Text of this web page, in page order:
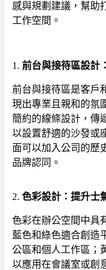
感與規劃建議，幫助
工作空間。
1.前台與接待區設計
前台與接待區是客戶
現出專業且親和的氛
簡約的線條設計，傳
以設置舒適的沙發或
面可以加入公司的歷
品牌認同。
2.色彩設計：提升士
色彩在辦公空間中具
藍色和綠色適合創造
公區和個人工作區；
以應用在會議室或創